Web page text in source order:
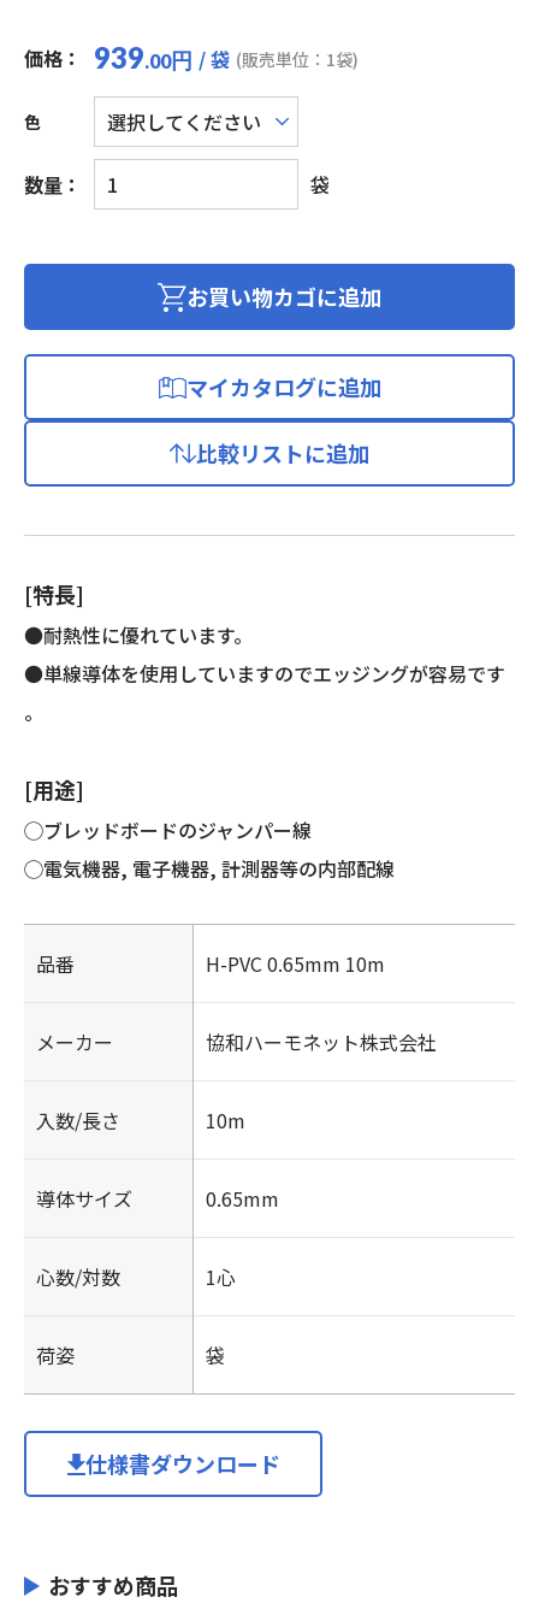
価格： 939.00円 / 袋 (販売単位：1袋)
色
数量：
ブ
レ
ド
熱
ニ
個
袋
お買い物カゴに追加
マイカタログに追加
比較リストに追加
[特長]
●耐熱性に優れています。
●単線導体を使用していますのでエッジングが容易です
。
[用途]
◯ブレッドボードのジャンパー線
◯電気機器, 電子機器, 計測器等の内部配線
品番 H-PVC 0.65mm 10m
メーカー 協和ハーモネット株式会社
入数/長さ 10m
導体サイズ 0.65mm
心数/対数 1心
荷姿 袋
仕様書ダウンロード
おすすめ商品